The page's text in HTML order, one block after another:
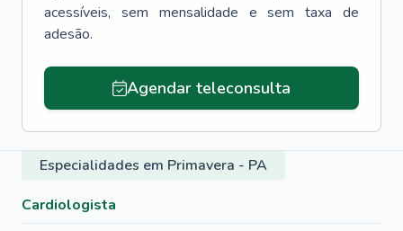
acessíveis, sem mensalidade e sem taxa de
adesão.
Agendar teleconsulta
Especialidades em Primavera - PA
Cardiologista